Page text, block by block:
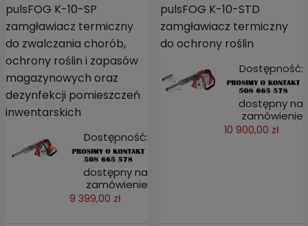
pulsFOG K-10-SP
zamgławiacz termiczny
do zwalczania chorób,
ochrony roślin i zapasów
magazynowych oraz
dezynfekcji pomieszczeń
inwentarskich
Dostępność:
dostępny na
zamówienie
9 399,00 zł
pulsFOG K-10-STD
zamgławiacz termiczny
do ochrony roślin
Dostępność:
dostępny na
zamówienie
10 900,00 zł